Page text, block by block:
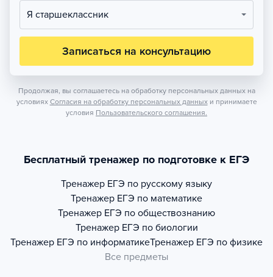
Я старшеклассник
Записаться на консультацию
Продолжая, вы соглашаетесь на обработку персональных данных на
условиях Согласия на обработку персональных данных и принимаете
условия Пользовательского соглашения.
Бесплатный тренажер по подготовке к ЕГЭ
Тренажер ЕГЭ по русскому языку
Тренажер ЕГЭ по математике
Тренажер ЕГЭ по обществознанию
Тренажер ЕГЭ по биологии
Тренажер ЕГЭ по информатикеТренажер ЕГЭ по физике
Все предметы